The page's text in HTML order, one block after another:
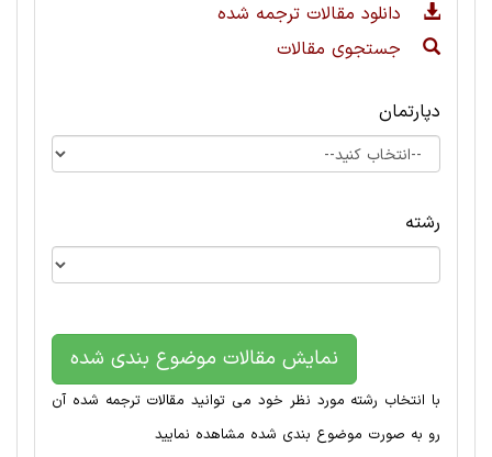
دانلود مقالات ترجمه شده
جستجوی مقالات
دپارتمان
رشته
نمایش مقالات موضوع بندی شده
با انتخاب رشته مورد نظر خود می توانید مقالات ترجمه شده آن
رو به صورت موضوع بندی شده مشاهده نمایید